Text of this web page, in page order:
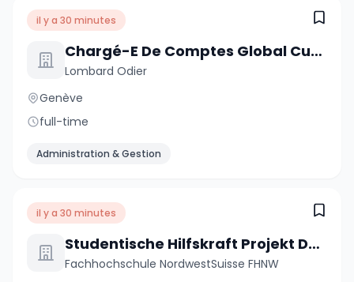
il y a 30 minutes
Chargé-E De Comptes Global Custody
Lombard Odier
Genève
full-time
Administration & Gestion
il y a 30 minutes
Studentische Hilfskraft Projekt DREAMS - Digitale Professionsentwicklung und Bildungsinnovation (20-40 %)
Fachhochschule NordwestSuisse FHNW